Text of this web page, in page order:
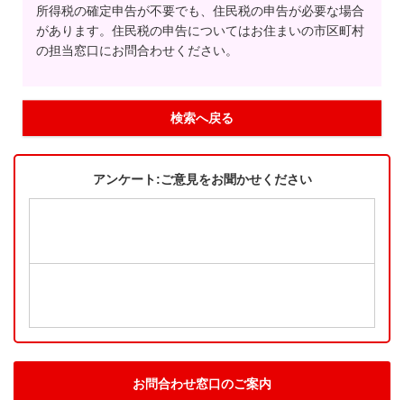
所得税の確定申告が不要でも、住民税の申告が必要な場合
があります。住民税の申告についてはお住まいの市区町村
の担当窓口にお問合わせください。
検索へ戻る
アンケート:ご意見をお聞かせください
お問合わせ窓口のご案内